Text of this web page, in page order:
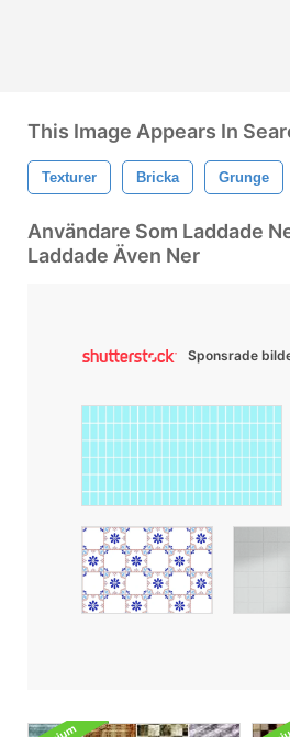
This Image Appears In
Texturer Bricka Grunge
Användare Som Laddade
Laddade Även Ner
Sponsrade